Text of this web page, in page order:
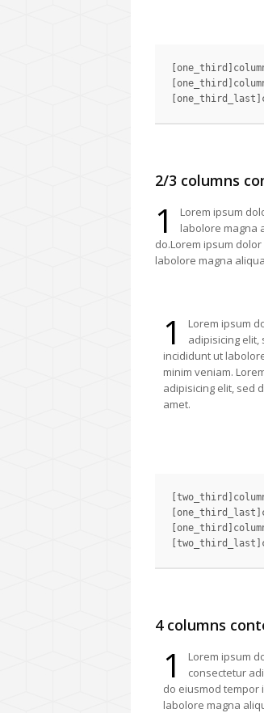
2/3 columns
1
Lorem ipsum
labolore magna
do.Lorem ipsum
labolore magna
1
Lorem ipsum
adipisicing
incididunt ut
minim veniam.
adipisicing elit, sed
amet.
4 columns
1
Lorem ipsum
consectetur
do eiusmod tempor
labolore magna